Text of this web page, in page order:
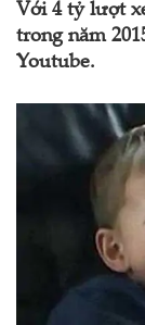
Với 4 tỷ lượt
trong năm
Youtube.